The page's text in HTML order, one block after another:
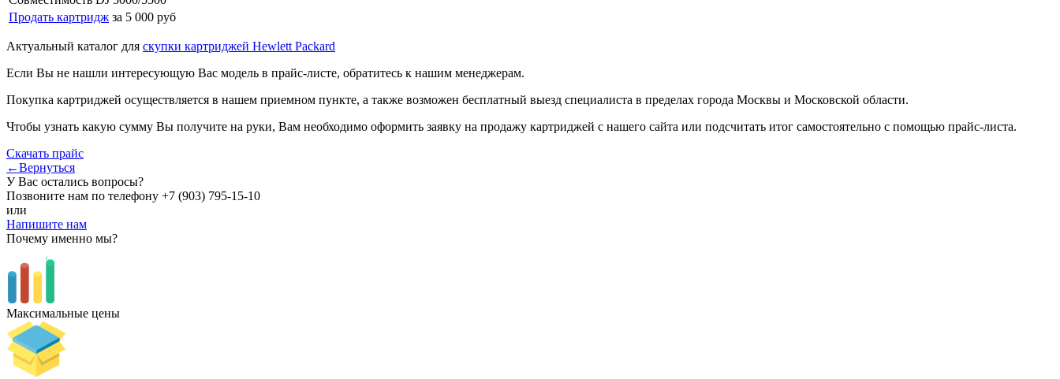
Продать картридж за 5 000 руб
Актуальный каталог для скупки картриджей Hewlett Packard
Если Вы не нашли интересующую Вас модель в прайс-листе, обратитесь к нашим менеджерам.
Покупка картриджей осуществляется в нашем приемном пункте, а также возможен бесплатный выезд специалиста в пределах города Москвы и Московской области.
Чтобы узнать какую сумму Вы получите на руки, Вам необходимо оформить заявку на продажу картриджей с нашего сайта или подсчитать итог самостоятельно с помощью прайс-листа.
Скачать прайс
←Вернуться
У Вас остались вопросы?
Позвоните нам по телефону +7 (903) 795-15-10
или
Напишите нам
Почему именно мы?
Максимальные цены